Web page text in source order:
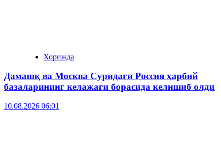
Хорижда
Дамашқ ва Москва Суридаги Россия ҳарбий
базаларининг келажаги борасида келишиб олди
10.08.2026 06:01